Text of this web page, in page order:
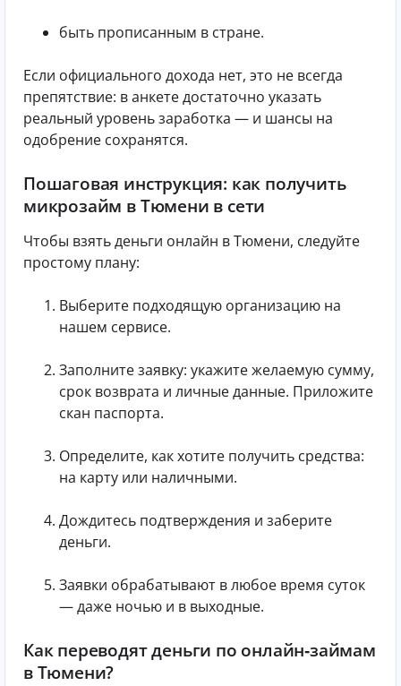
быть прописанным в стране.
Если официального дохода нет, это не всегда
препятствие: в анкете достаточно указать
реальный уровень заработка — и шансы на
одобрение сохранятся.
Пошаговая инструкция: как получить
микрозайм в Тюмени в сети
Чтобы взять деньги онлайн в Тюмени, следуйте
простому плану:
Выберите подходящую организацию на
нашем сервисе.
Заполните заявку: укажите желаемую сумму,
срок возврата и личные данные. Приложите
скан паспорта.
Определите, как хотите получить средства:
на карту или наличными.
Дождитесь подтверждения и заберите
деньги.
Заявки обрабатывают в любое время суток
— даже ночью и в выходные.
Как переводят деньги по онлайн‑займам
в Тюмени?